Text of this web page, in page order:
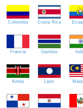
Colombia Costa Rica
Francia Gambia
Kenia Laos